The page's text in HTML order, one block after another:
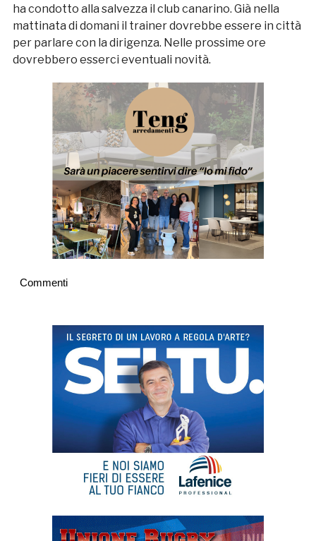
ha condotto alla salvezza il club canarino. Già nella
mattinata di domani il trainer dovrebbe essere in città
per parlare con la dirigenza. Nelle prossime ore
dovrebbero esserci eventuali novità.
Commenti